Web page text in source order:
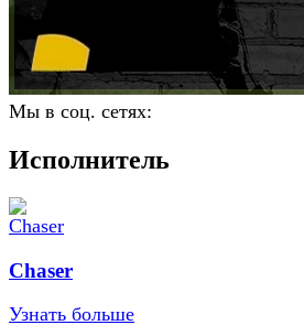
Мы в соц. сетях:
Исполнитель
Chaser
Узнать больше